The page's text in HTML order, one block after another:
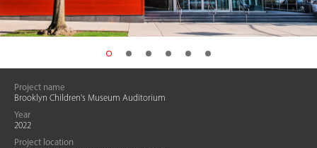
Project name
Brooklyn Children's Museum Auditorium
Year
2022
Project location